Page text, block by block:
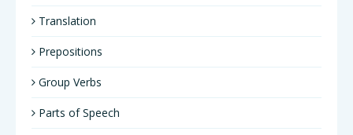
Translation
Prepositions
Group Verbs
Parts of Speech